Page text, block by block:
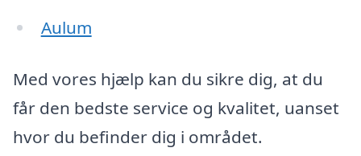
Aulum
Med vores hjælp kan du sikre dig, at du
får den bedste service og kvalitet, uanset
hvor du befinder dig i området.